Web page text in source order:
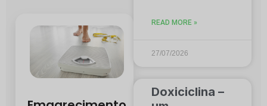
READ MORE »
27/07/2026
Doxiciclina –